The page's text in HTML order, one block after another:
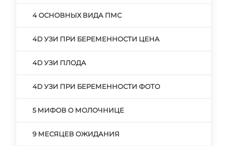
4 ОСНОВНЫХ ВИДА ПМС
4D УЗИ ПРИ БЕРЕМЕННОСТИ ЦЕНА
4D УЗИ ПЛОДА
4D УЗИ ПРИ БЕРЕМЕННОСТИ ФОТО
5 МИФОВ О МОЛОЧНИЦЕ
9 МЕСЯЦЕВ ОЖИДАНИЯ